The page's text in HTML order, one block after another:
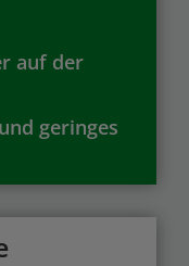
auf der
geringes